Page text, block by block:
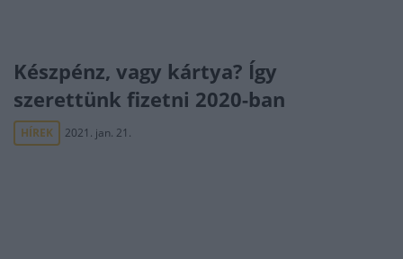
Készpénz, vagy kártya? Így
szerettünk fizetni 2020-ban
HÍREK 2021. jan. 21.